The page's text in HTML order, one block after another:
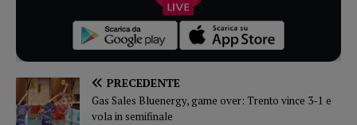
PRECEDENTE
Gas Sales Bluenergy, game over: Trento vince 3-1 e
vola in semifinale